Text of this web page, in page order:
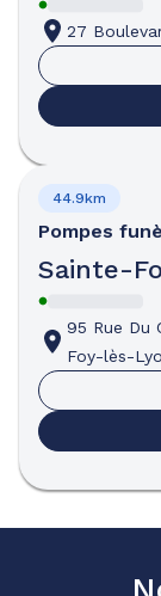
27
Pompes
Sainte-
44.9km
95 Rue Du
Foy-lès-